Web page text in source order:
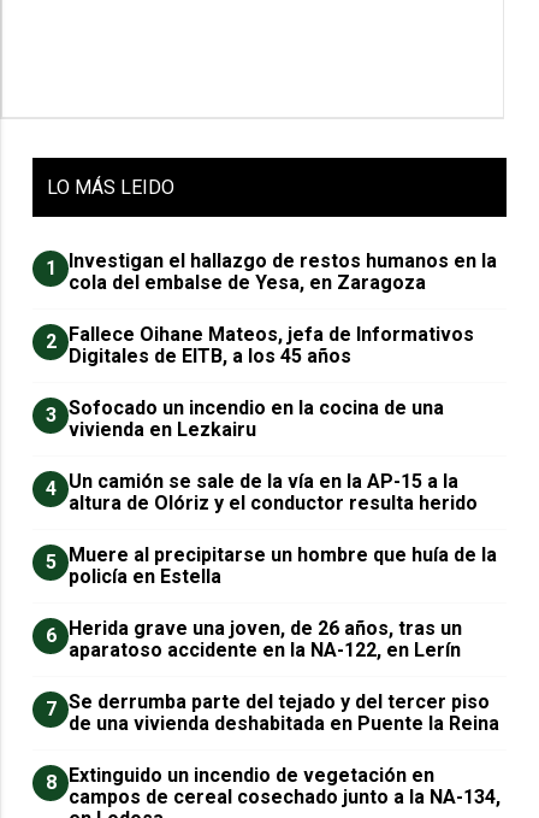
LO MÁS LEIDO
1
Investigan el hallazgo de restos humanos en la
cola del embalse de Yesa, en Zaragoza
2
Fallece Oihane Mateos, jefa de Informativos
Digitales de EITB, a los 45 años
3 Sofocado un incendio en la cocina de una
vivienda en Lezkairu
4 Un camión se sale de la vía en la AP-15 a la
altura de Olóriz y el conductor resulta herido
5
Muere al precipitarse un hombre que huía de la
policía en Estella
6
Herida grave una joven, de 26 años, tras un
aparatoso accidente en la NA-122, en Lerín
7 Se derrumba parte del tejado y del tercer piso
de una vivienda deshabitada en Puente la Reina
8
Extinguido un incendio de vegetación en
campos de cereal cosechado junto a la NA-134,